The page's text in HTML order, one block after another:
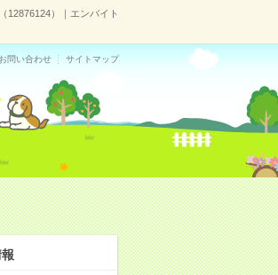
12876124）｜エンバイト
問い合わせ サイトマップ